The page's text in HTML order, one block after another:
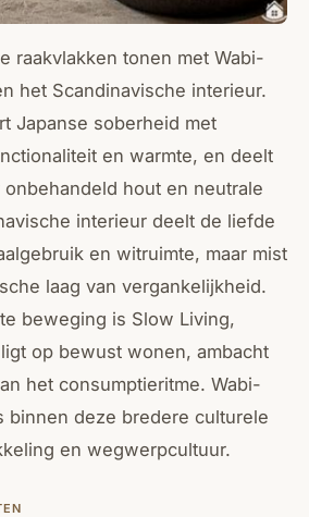
raakvlakken tonen met Wabi-
het Scandinavische interieur.
Japanse soberheid met
en warmte, en deelt
hout en neutrale
interieur deelt de liefde
en witruimte, maar mist
laag van vergankelijkheid.
beweging is Slow Living,
op bewust wonen, ambacht
het consumptieritme. Wabi-
binnen deze bredere culturele
en wegwerpcultuur.